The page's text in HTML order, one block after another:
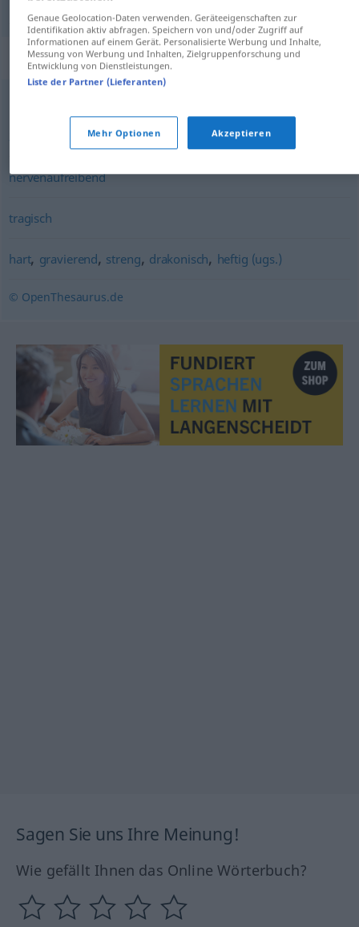
Synonyme für "dramatisch"
deutlich,erheblich,sehr (vor Verben oder Partizipien
tüchtig (ugs.),kräftig stark,mächtig
nervenaufreibend
tragisch
hart, gravierend, streng, drakonisch, heftig (ugs.)
© OpenThesaurus.de
Sagen Sie uns Ihre Meinung!
Wie gefällt Ihnen das Online Wörterbuch?
Genaue Geolocation-Daten verwenden. Geräteeigenschaften zur
Identifikation aktiv abfragen. Speichern von und/oder Zugriff auf
Informationen auf einem Gerät. Personalisierte Werbung und Inhalte,
Messung von Werbung und Inhalten, Zielgruppenforschung und
Entwicklung von Dienstleistungen.
Liste der Partner (Lieferanten)
Mehr Optionen Akzeptieren